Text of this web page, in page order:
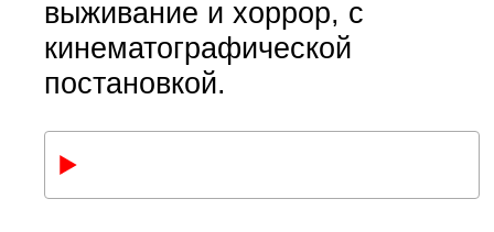
выживание и хоррор, с
кинематографической
постановкой.